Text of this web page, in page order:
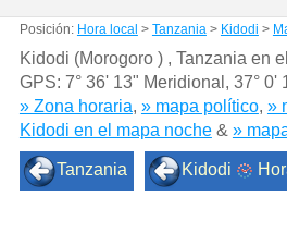
Posición: Hora local > Tanzania> Kidodi >
Kidodi (Morogoro ) , Tanzania en
GPS: 7° 36' 13" Meridional , 37° 0'
» Zona horaria, » mapa político, »
Kidodi en el mapa noche& »
Tanzania Kidodi